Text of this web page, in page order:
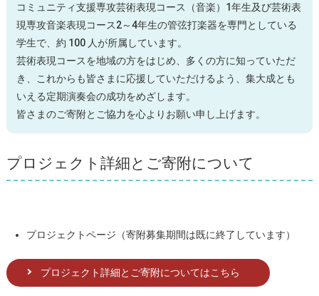
コミュニティ支援専攻芸術表現コース（音楽）1年生及び芸術表
現専攻音楽表現コース2～4年生の管弦打楽器を専門としている
学生で、約 100 人が所属しています。
芸術表現コースを地域の方をはじめ、多くの方に知っていただ
き、これからも皆さまに応援していただけるよう、集大成とも
いえる定期演奏会の成功をめざします。
皆さまのご寄附とご協力を心よりお願い申し上げます。
プロジェクト詳細とご寄附について
プロジェクトページ（寄附募集期間は既に終了しています）
プロジェクト詳細とご寄附についてはこちら